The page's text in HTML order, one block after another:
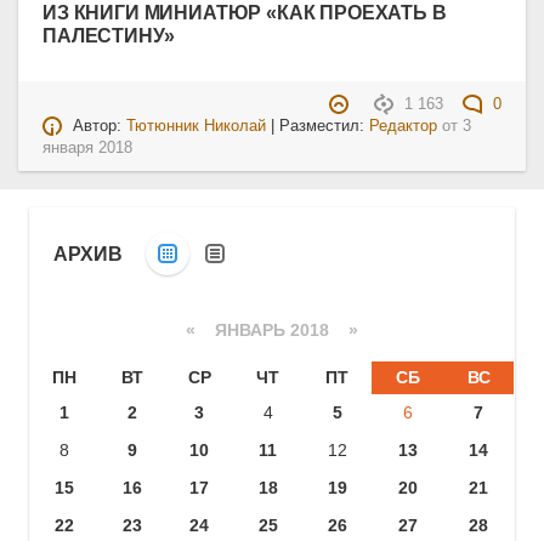
ИЗ КНИГИ МИНИАТЮР «КАК ПРОЕХАТЬ В
ПАЛЕСТИНУ»
1 163
0
Автор:
Тютюнник Николай | Разместил: Редактор от 3
января 2018
АРХИВ
« ЯНВАРЬ 2018 »
ПН ВТ СР ЧТ ПТ СБ
ВС
1
2 3 4 5 6
7
8
9 10 11 12 13
14
15
16 17 18 19 20
21
22
23 24 25 26 27
28